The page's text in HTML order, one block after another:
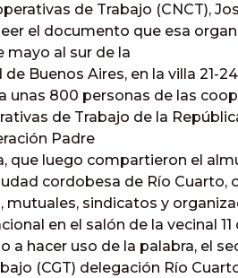
de Trabajo (CNCT),
el documento que esa
mayo al sur de la
de Buenos Aires, en la villa 21-
unas 800 personas de las
de Trabajo de la
Padre
que luego compartieron el
cordobesa de Río
mutuales, sindicatos y
en el salón de la vecinal
a hacer uso de la palabra, el
(CGT) delegación Río